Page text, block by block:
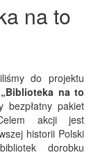
na to
do projektu
„Biblioteka na to
bezpłatny pakiet
akcji jest
historii Polski
dorobku